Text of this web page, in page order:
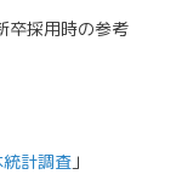
卒採用時の参考
計調査 」